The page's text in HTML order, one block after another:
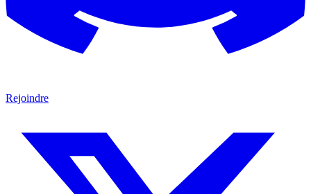
Rejoindre